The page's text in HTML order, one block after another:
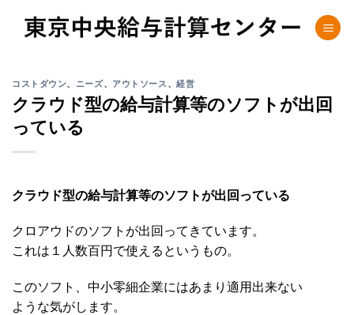
コストダウン、 ニーズ、 アウトソース 、経営
クラウド型の給与計算等のソフトが出回
っている
クラウド型の給与計算等のソフトが出回っている
クロアウドのソフトが出回ってきています。
これは１人数百円で使えるというもの。
このソフト、中小零細企業にはあまり適用出来ない
ような気がします。